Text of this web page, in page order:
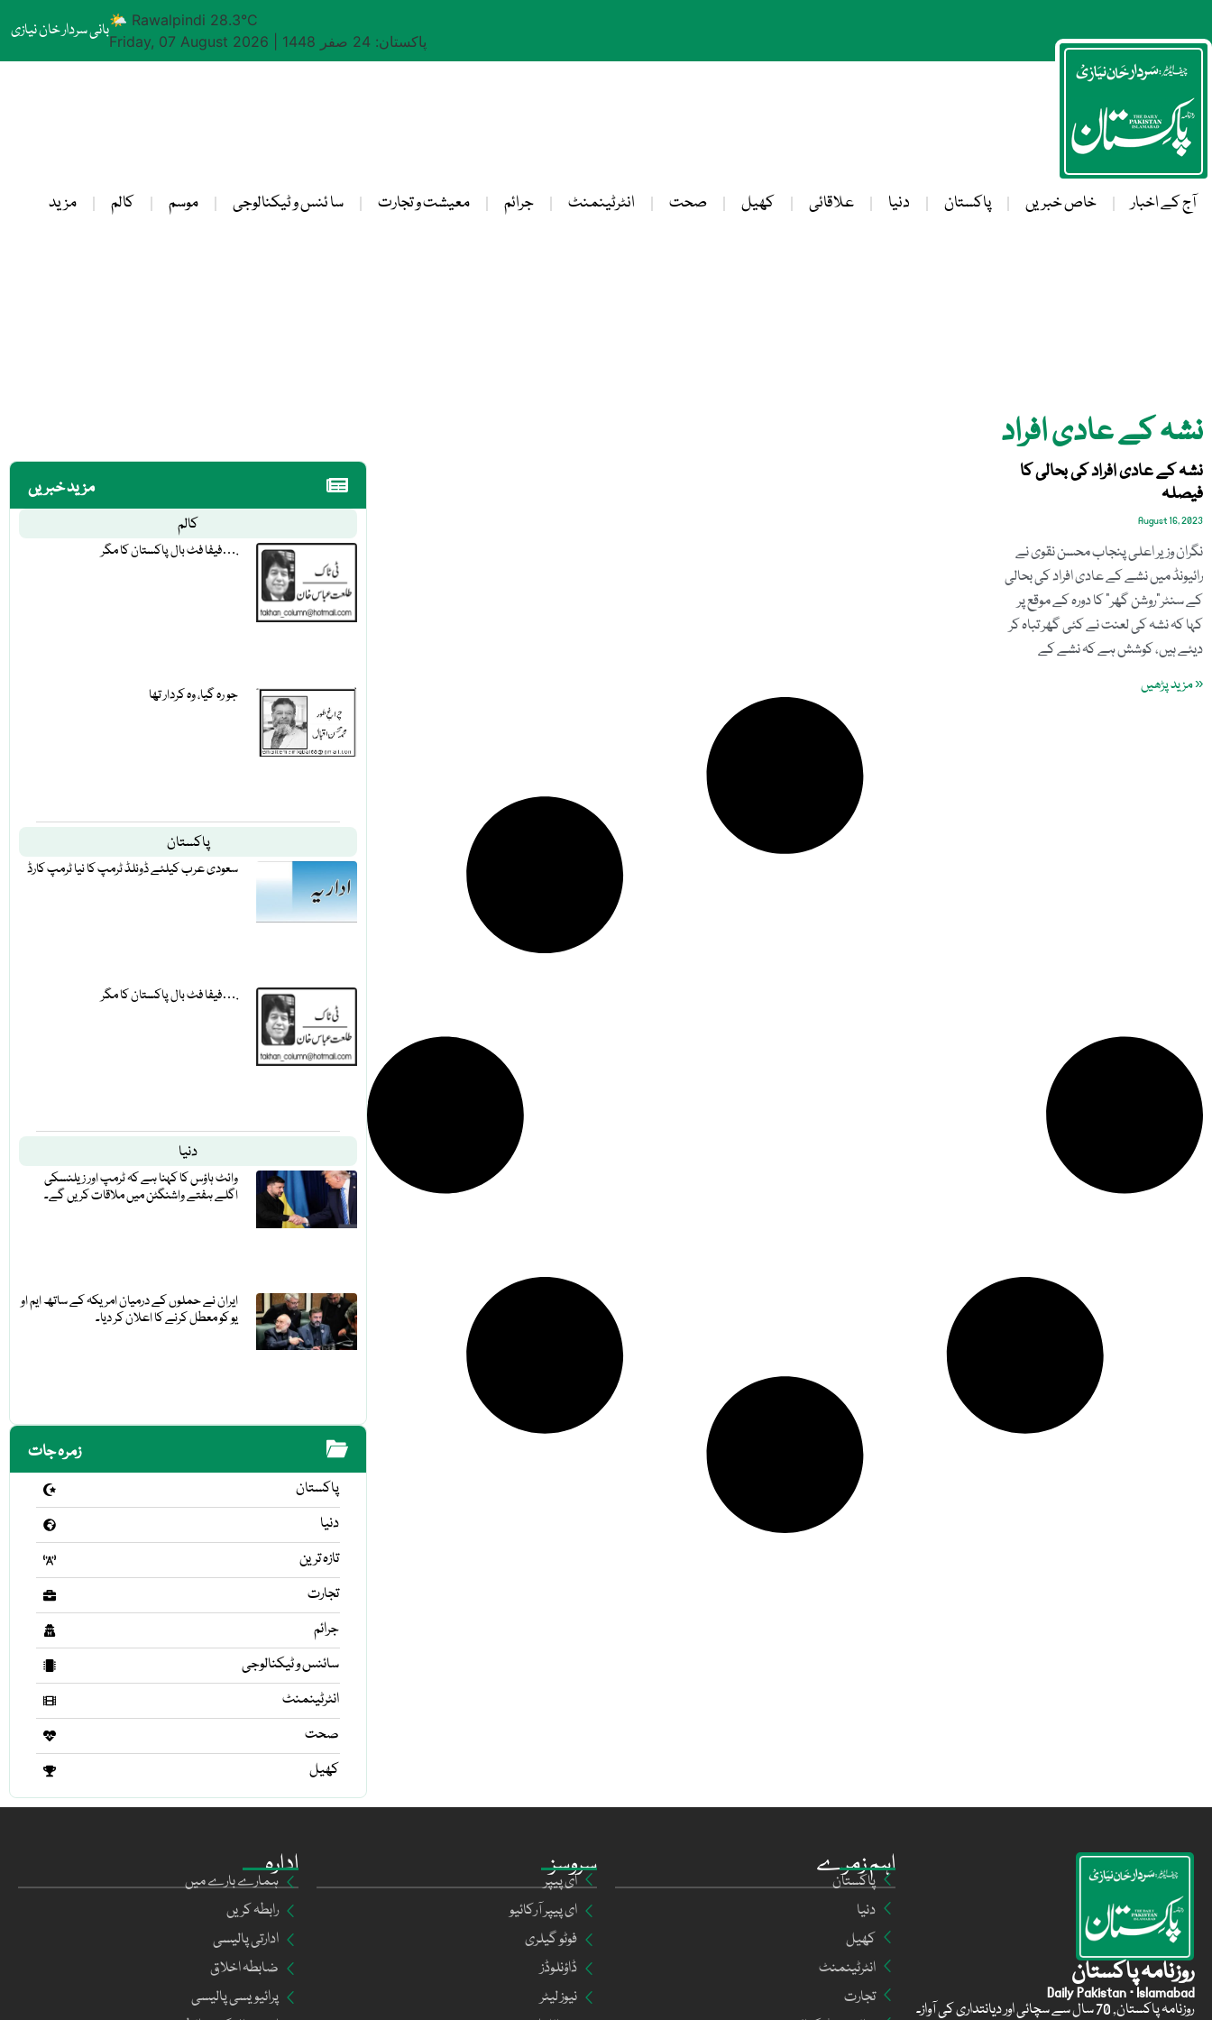
بانی سردار خان نیازی🌤 Rawalpindi 28.3°C
Friday, 07 August 2026
پاکستان: 24 صفر 1448
آج کے اخبار خاص خبریں پاکستان دنیا علاقائی کھیل صحت انٹرٹینمنٹ جرائم معیشت و تجارت سا ئنس و ٹیکنالوجی موسم کالم مزید
نشہ کے عادی افراد
مزید خبریں
کالم
فیفا فٹ بال پاکستان کا مگر….
جو رہ گیا، وہ کردار تھا
پاکستان
سعودی عرب کیلئے ڈونلڈ ٹرمپ کا نیا ٹرمپ کارڈ
فیفا فٹ بال پاکستان کا مگر….
دنیا
وائٹ ہاؤس کا کہنا ہے کہ ٹرمپ اور زیلنسکی
اگلے ہفتے واشنگٹن میں ملاقات کریں گے۔
ایران نے حملوں کے درمیان امریکہ کے ساتھ ایم او
یو کو معطل کرنے کا اعلان کر دیا۔
زمرہ جات
پاکستان
دنیا
تازہ ترین
تجارت
جرائم
سائنس و ٹیکنالوجی
انٹرٹینمنٹ
صحت
کھیل
نشہ کے عادی افراد کی بحالی کا
فیصلہ
August 16, 2023
نگران وزیر اعلی پنجاب محسن نقوی نے
رائیونڈ میں نشے کے عادی افراد کی بحالی
کے سنٹر”روشن گھر“ کا دورہ کے موقع پر
کہا کہ نشہ کی لعنت نے کئی گھر تباہ کر
دیئے ہیں، کوشش ہے کہ نشے کے
« مزید پڑھیں
ادارہ
ہمارے بارے میں
رابطہ کریں
ادارتی پالیسی
ضابطہ اخلاق
پرائیویسی پالیسی
سروسز
ای پیپر
ای پیپر آرکائیو
فوٹو گیلری
ڈاؤنلوڈز
نیوز لیٹر
اہم زمرے
پاکستان
دنیا
کھیل
انٹرٹینمنٹ
تجارت
روزنامہ پاکستان
Daily Pakistan · Islamabad
روزنامہ پاکستان, 70 سال سے سچائی اور دیانتداری کی آواز۔